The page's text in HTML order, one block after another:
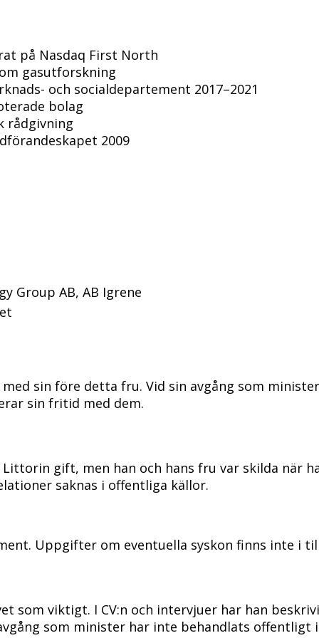
på Nasdaq First North
gasutforskning
och socialdepartement 2017–2021
bolag
rådgivning
2009
Group AB, AB Igrene
sin före detta fru. Vid sin avgång som
sin fritid med dem.
gift, men han och hans fru var skilda när
saknas i offentliga källor.
Uppgifter om eventuella syskon finns inte i
som viktigt. I CV:n och intervjuer har han
som minister har inte behandlats offentligt